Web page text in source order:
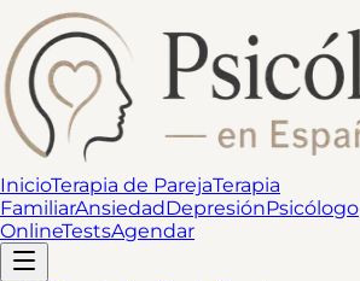
InicioTerapia de ParejaTerapia
FamiliarAnsiedadDepresiónPsicólogo
OnlineTestsAgendar